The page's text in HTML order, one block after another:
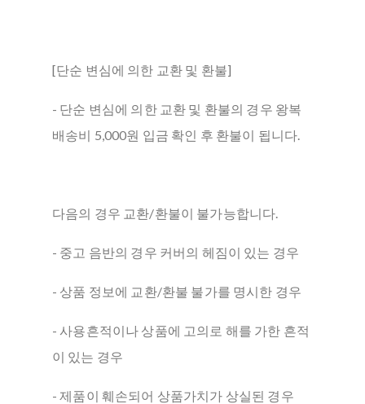
[단순 변심에 의한 교환 및 환불]
- 단순 변심에 의한 교환 및 환불의 경우 왕복
배송비 5,000원 입금 확인 후 환불이 됩니다.
다음의 경우 교환/환불이 불가능합니다.
- 중고 음반의 경우 커버의 헤짐이 있는 경우
- 상품 정보에 교환/환불 불가를 명시한 경우
- 사용흔적이나 상품에 고의로 해를 가한 흔적
이 있는 경우
- 제품이 훼손되어 상품가치가 상실된 경우